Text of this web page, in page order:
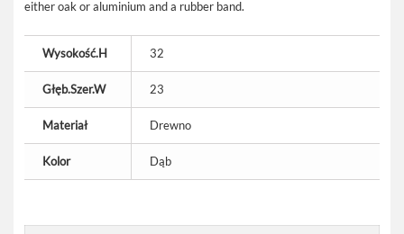
either oak or aluminium and a rubber band.
Wysokość.H 32
Głęb.Szer.W 23
Materiał Drewno
Kolor Dąb